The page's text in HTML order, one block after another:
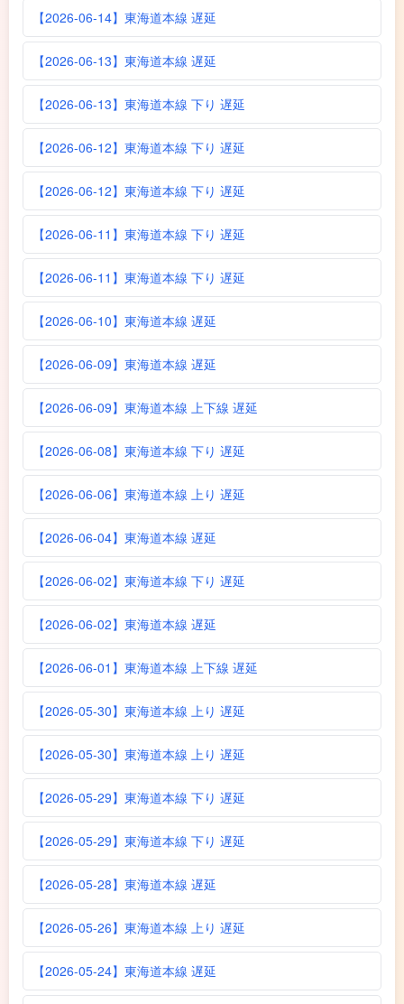
【2026-06-14】東海道本線 遅延
【2026-06-13】東海道本線 遅延
【2026-06-13】東海道本線 下り 遅延
【2026-06-12】東海道本線 下り 遅延
【2026-06-12】東海道本線 下り 遅延
【2026-06-11】東海道本線 下り 遅延
【2026-06-11】東海道本線 下り 遅延
【2026-06-10】東海道本線 遅延
【2026-06-09】東海道本線 遅延
【2026-06-09】東海道本線 上下線 遅延
【2026-06-08】東海道本線 下り 遅延
【2026-06-06】東海道本線 上り 遅延
【2026-06-04】東海道本線 遅延
【2026-06-02】東海道本線 下り 遅延
【2026-06-02】東海道本線 遅延
【2026-06-01】東海道本線 上下線 遅延
【2026-05-30】東海道本線 上り 遅延
【2026-05-30】東海道本線 上り 遅延
【2026-05-29】東海道本線 下り 遅延
【2026-05-29】東海道本線 下り 遅延
【2026-05-28】東海道本線 遅延
【2026-05-26】東海道本線 上り 遅延
【2026-05-24】東海道本線 遅延